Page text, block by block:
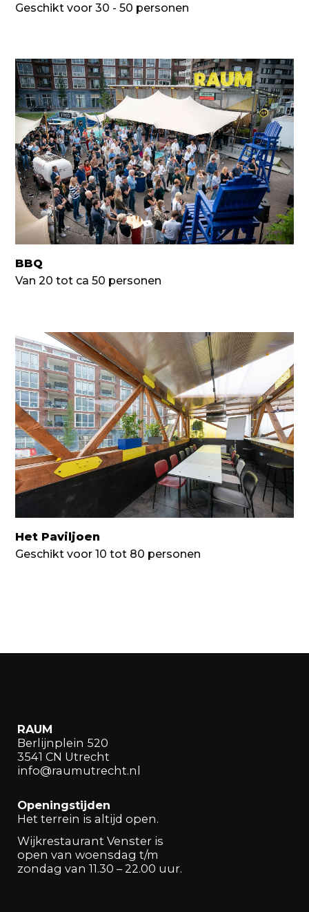
Geschikt voor 30 - 50 personen
BBQ
Van 20 tot ca 50 personen
Het Paviljoen
Geschikt voor 10 tot 80 personen
RAUM
Berlijnplein 520
3541 CN Utrecht
info@raumutrecht.nl
Openingstijden
Het terrein is altijd open.
Wijkrestaurant Venster is
open van woensdag t/m
zondag van 11.30 – 22.00 uur.